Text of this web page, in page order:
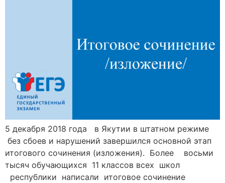
5 декабря 2018 года в Якутии в штатном режиме
без сбоев и нарушений завершился основной этап
итогового сочинения (изложения). Более восьми
тысяч обучающихся 11 классов всех школ
республики написали итоговое сочинение